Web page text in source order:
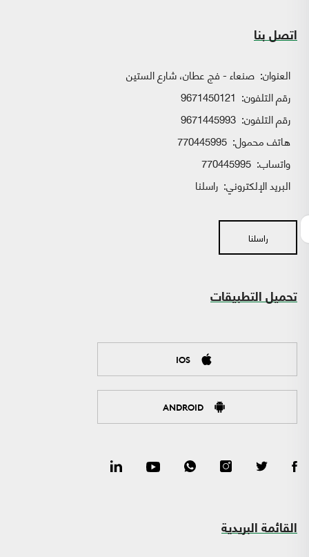
اتصل بنا
العنوان: صنعاء - فج عطان، شارع الستين
رقم التلفون: 9671450121
رقم التلفون: 9671445993
هاتف محمول: 770445995
واتساب:
البريد الإلكتروني: راسلنا
راسلنا
تحميل التطبيقات
IOS
ANDROID
القائمة البريدية